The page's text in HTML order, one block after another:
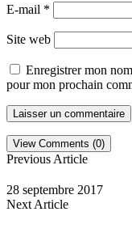
E-mail *
Site web
Enregistrer mon
pour mon prochain
View Comments (0)
Previous Article
28 septembre 2017
Next Article